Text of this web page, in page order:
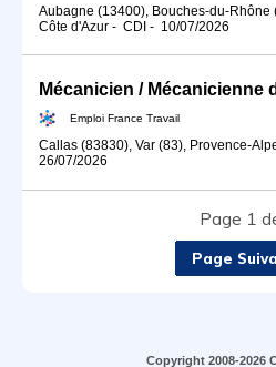
Aubagne (13400), Bouches-du-Rhône
Côte d'Azur - CDI - 10/07/2026
Mécanicien / Mécanicienne
Emploi France Travail
Callas (83830), Var (83), Provence-
26/07/2026
Page 1
Page
Copyright 2008-2026